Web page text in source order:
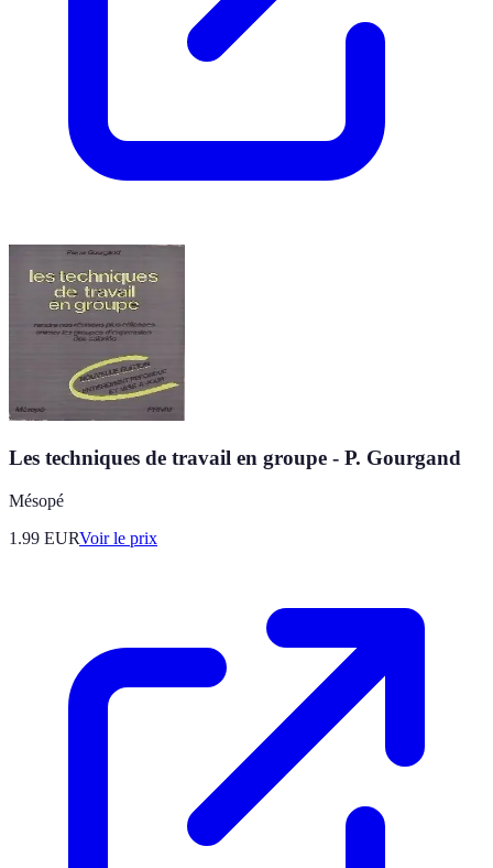
Les techniques de travail en groupe - P. Gourgand
Mésopé
1.99 EURVoir le prix